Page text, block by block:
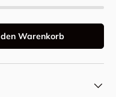
Warenkorb